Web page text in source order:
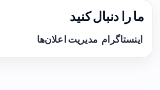
ما را دنبال کنید
اینستاگرام مدیریت اعلان‌ها